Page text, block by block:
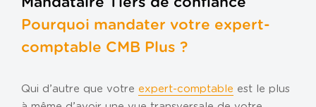
Tiers de confiance
Transmission d’entreprise
Association
Pourquoi mandater votre expert-
comptable CMB Plus ?
Qui d’autre que votre expert-comptable est le plus